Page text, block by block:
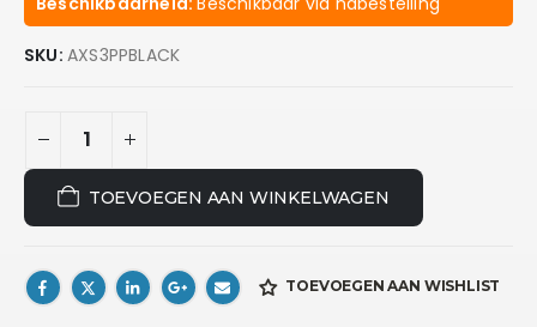
SKU: AXS3PPBLACK
TOEVOEGEN AAN WINKELWAGEN
TOEVOEGEN AAN WISHLIST